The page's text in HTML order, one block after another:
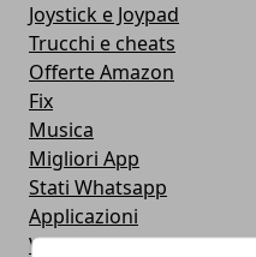
Joystick e Joypad
Trucchi e cheats
Offerte Amazon
Fix
Musica
Migliori App
Stati Whatsapp
Applicazioni
Viaggi